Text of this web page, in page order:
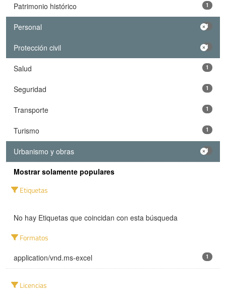
Patrimonio histórico 1
Personal 1
Protección civil 1
Salud 1
Seguridad 1
Transporte 1
Turismo 1
Urbanismo y obras 1
Mostrar solamente populares
Etiquetas
No hay Etiquetas que coincidan con esta búsqueda
Formatos
application/vnd.ms-excel 1
Licencias